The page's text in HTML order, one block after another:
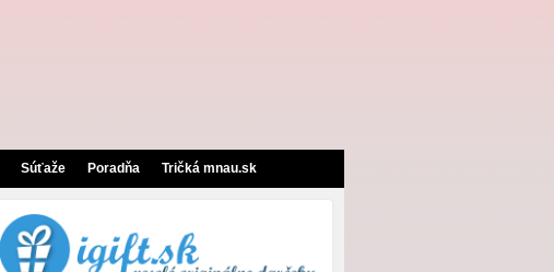
Súťaže Poradňa Tričká mnau.sk